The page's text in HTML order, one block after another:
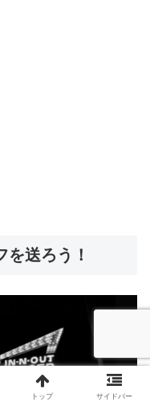
を送ろう！
トップ サイドバー